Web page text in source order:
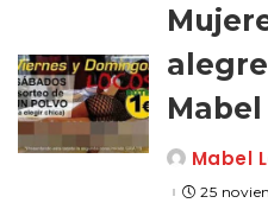
Posted
by
Mabel
25